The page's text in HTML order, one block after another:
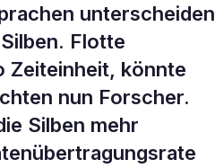
viel
unterscheiden
Flotte
Zeiteinheit, könnte
nun Forscher.
Silben mehr